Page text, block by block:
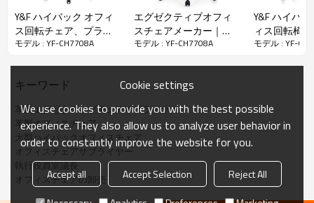
材料：
• 素材：PU
• 座面：成形スポンジ
• アームレスト：クロームアームレスト
•
機構：バタフライ機構、厚さ2.5mm
•
ガスリフト：#85ガスリフト
• ベース：#330アルミニウムベース
• キャスター：55mm ブラックキャスター
仕様
モデル YF-CH7708A
Y&F ハイバック オフィ
ス回転チェア、プラス
チック高さ調節可能な
02)
モデル : YF-CH7708A
エグゼクティブオフィ
スチェアメーカー｜調
節可能なブラウンレザ
OEM/ODM卸売
モデル : YF-CH7708A
Y&F ハイバ
ィス回転椅
トップアー
モデル : YF-
キーワード
革製エグゼクティブチェアサプライヤー
革製オフィスチェア
大型ハイバックオフィスチェア
オフィスチェアサプライヤー
執行役員室議長
オフィスチェアの卸売
Cookie settings
We use cookies to provide you with the best possible
experience. They also allow us to analyze user behavior in
order to constantly improve the website for you.
Accept all Accept Selection
Reject All